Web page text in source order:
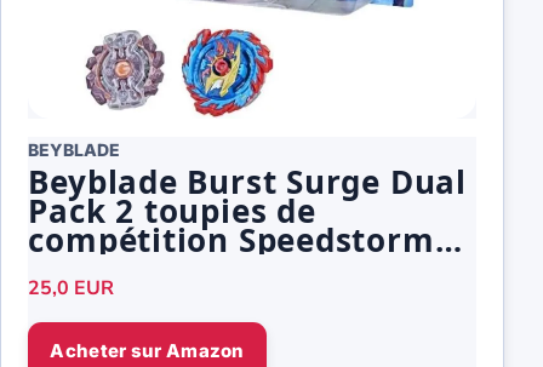
BEYBLADE
Beyblade Burst Surge Dual
Pack 2 toupies de
compétition Speedstorm
Mirage Helios H6 et
Gaianon G6
25,0 EUR
Acheter sur Amazon